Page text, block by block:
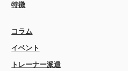
特徴
コラム
イベント
トレーナー派遣